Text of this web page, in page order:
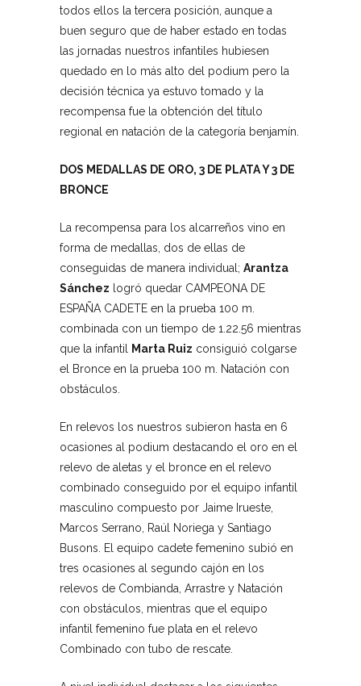
todos ellos la tercera posición, aunque a
buen seguro que de haber estado en todas
las jornadas nuestros infantiles hubiesen
quedado en lo más alto del podium pero la
decisión técnica ya estuvo tomado y la
recompensa fue la obtención del título
regional en natación de la categoría benjamín.
DOS MEDALLAS DE ORO, 3 DE PLATA Y 3 DE
BRONCE
La recompensa para los alcarreños vino en
forma de medallas, dos de ellas de
conseguidas de manera individual; Arantza
Sánchez logró quedar CAMPEONA DE
ESPAÑA CADETE en la prueba 100 m.
combinada con un tiempo de 1.22.56 mientras
que la infantil
Marta Ruiz consiguió colgarse
el Bronce en la prueba 100 m. Natación con
obstáculos.
En relevos los nuestros subieron hasta en 6
ocasiones al podium destacando el oro en el
relevo de aletas y el bronce en el relevo
combinado conseguido por el equipo infantil
masculino compuesto por Jaime Irueste,
Marcos Serrano, Raúl Noriega y Santiago
Busons. El equipo cadete femenino subió en
tres ocasiones al segundo cajón en los
relevos de Combianda, Arrastre y Natación
con obstáculos, mientras que el equipo
infantil femenino fue plata en el relevo
Combinado con tubo de rescate.